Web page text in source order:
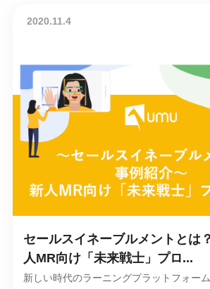
2020.11.4
セールスイネーブルメントとは
人MR向け「未来戦士」プロ...
新しい時代のラーニングプラットフォー